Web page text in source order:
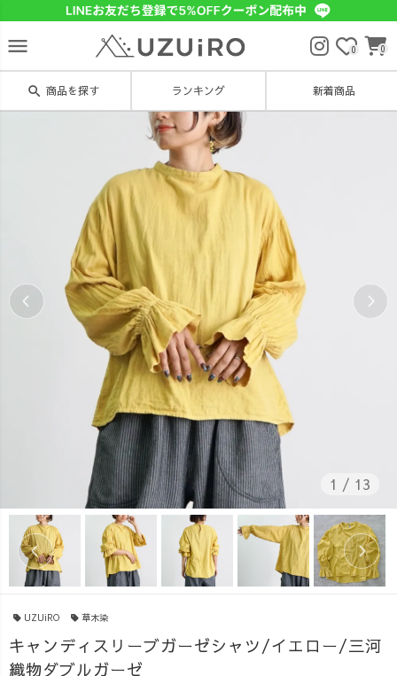
menu 0 0
search 商品を探す ランキング 新着商品
1 / 13
UZUiRO 草木染
キャンディスリーブガーゼシャツ/イエロー/三河
織物ダブルガーゼ